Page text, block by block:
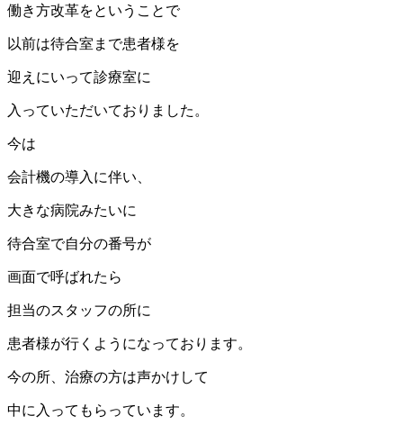
働き方改革をということで
以前は待合室まで患者様を
迎えにいって診療室に
入っていただいておりました。
今は
会計機の導入に伴い、
大きな病院みたいに
待合室で自分の番号が
画面で呼ばれたら
担当のスタッフの所に
患者様が行くようになっております。
今の所、治療の方は声かけして
中に入ってもらっています。